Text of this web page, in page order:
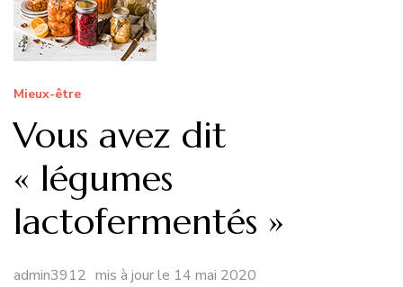
Mieux-être
Vous avez dit
« légumes
lactofermentés »
admin3912 mis à jour le 14 mai 2020